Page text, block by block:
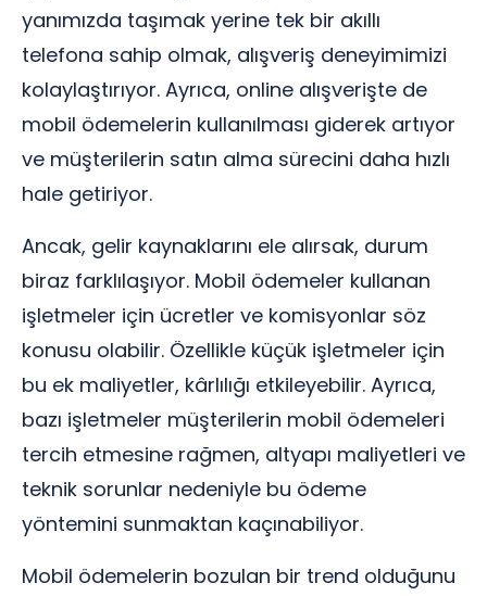
yanımızda taşımak yerine tek bir akıllı
telefona sahip olmak, alışveriş deneyimimizi
kolaylaştırıyor. Ayrıca, online alışverişte de
mobil ödemelerin kullanılması giderek artıyor
ve müşterilerin satın alma sürecini daha hızlı
hale getiriyor.
Ancak, gelir kaynaklarını ele alırsak, durum
biraz farklılaşıyor. Mobil ödemeler kullanan
işletmeler için ücretler ve komisyonlar söz
konusu olabilir. Özellikle küçük işletmeler için
bu ek maliyetler, kârlılığı etkileyebilir. Ayrıca,
bazı işletmeler müşterilerin mobil ödemeleri
tercih etmesine rağmen, altyapı maliyetleri ve
teknik sorunlar nedeniyle bu ödeme
yöntemini sunmaktan kaçınabiliyor.
Mobil ödemelerin bozulan bir trend olduğunu